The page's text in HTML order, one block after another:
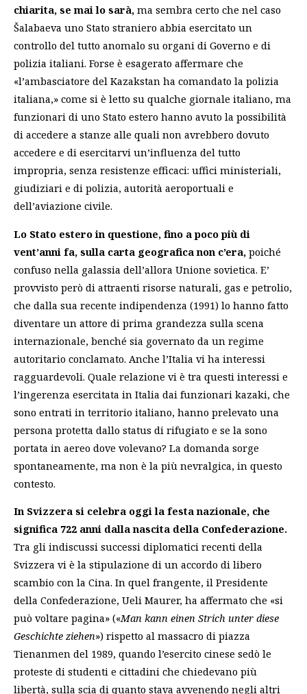
chiarita, se mai lo sarà, ma sembra certo che nel caso
Šalabaeva uno Stato straniero abbia esercitato un
controllo del tutto anomalo su organi di Governo e di
polizia italiani. Forse è esagerato affermare che
«l’ambasciatore del Kazakstan ha comandato la polizia
italiana,» come si è letto su qualche giornale italiano, ma
funzionari di uno Stato estero hanno avuto la possibilità
di accedere a stanze alle quali non avrebbero dovuto
accedere e di esercitarvi un’influenza del tutto
impropria, senza resistenze efficaci: uffici ministeriali,
giudiziari e di polizia, autorità aeroportuali e
dell’aviazione civile.
Lo Stato estero in questione, fino a poco più di
vent’anni fa, sulla carta geografica non c’era, poiché
confuso nella galassia dell’allora Unione sovietica. E’
provvisto però di attraenti risorse naturali, gas e petrolio,
che dalla sua recente indipendenza (1991) lo hanno fatto
diventare un attore di prima grandezza sulla scena
internazionale, benché sia governato da un regime
autoritario conclamato. Anche l’Italia vi ha interessi
ragguardevoli. Quale relazione vi è tra questi interessi e
l’ingerenza esercitata in Italia dai funzionari kazaki, che
sono entrati in territorio italiano, hanno prelevato una
persona protetta dallo status di rifugiato e se la sono
portata in aereo dove volevano? La domanda sorge
spontaneamente, ma non è la più nevralgica, in questo
contesto.
In Svizzera si celebra oggi la festa nazionale, che
significa 722 anni dalla nascita della Confederazione.
Tra gli indiscussi successi diplomatici recenti della
Svizzera vi è la stipulazione di un accordo di libero
scambio con la Cina. In quel frangente, il Presidente
della Confederazione, Ueli Maurer, ha affermato che «si
può voltare pagina» («Man kann einen Strich unter diese
Geschichte ziehen») rispetto al massacro di piazza
Tienanmen del 1989, quando l’esercito cinese sedò le
proteste di studenti e cittadini che chiedevano più
libertà, sulla scia di quanto stava avvenendo negli altri